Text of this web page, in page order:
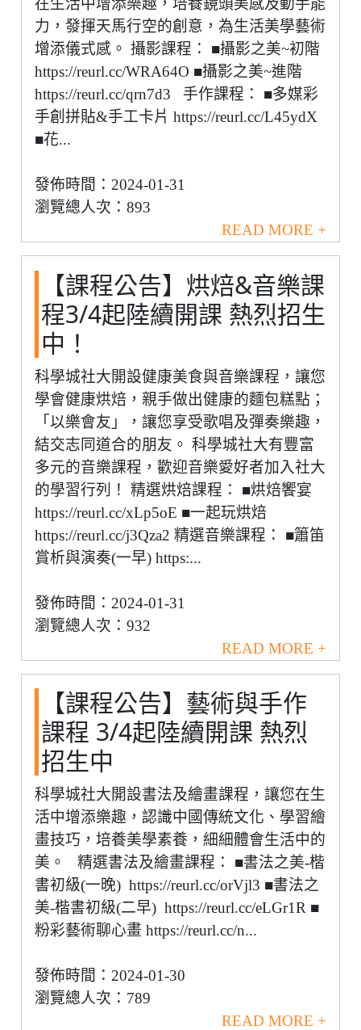
在生活中增添樂趣，培養鏡頭美感及動手能
力，發揮天馬行空的創意，為生活美學藝術
增添儀式感。 攝影課程： ■攝影之美~初階
https://reurl.cc/WRA64O ■攝影之美~進階
https://reurl.cc/qrn7d3 手作課程： ■多媒彩
手創拼貼&手工卡片 https://reurl.cc/L45ydX
■花...
發佈時間：2024-01-31
瀏覽總人次：893
READ MORE +
【課程公告】烘焙&音樂課
程3/4起陸續開課 熱烈招生
中！
科學城社大開設健康美食與音樂課程，讓您
學會健康烘焙，親手做出健康的麵包糕點；
「以樂會友」，讓您享受歌唱及彈奏樂趣，
結交志同道合的朋友。 科學城社大有豐富
多元的音樂課程，歡迎音樂愛好者加入社大
的學習行列！ 精選烘焙課程： ■烘焙饗宴
https://reurl.cc/xLp5oE ■一起玩烘焙
https://reurl.cc/j3Qza2 精選音樂課程： ■簫笛
賞析與演奏(一早) https:...
發佈時間：2024-01-31
瀏覽總人次：932
READ MORE +
【課程公告】藝術與手作
課程 3/4起陸續開課 熱烈
招生中
科學城社大開設書法及繪畫課程，讓您在生
活中增添樂趣，認識中國傳統文化、學習繪
畫技巧，培養美學素養，細細體會生活中的
美。 精選書法及繪畫課程： ■書法之美-楷
書初級(一晚) https://reurl.cc/orVjl3 ■書法之
美-楷書初級(二早) https://reurl.cc/eLGr1R ■
粉彩藝術聊心畫 https://reurl.cc/n...
發佈時間：2024-01-30
瀏覽總人次：789
READ MORE +